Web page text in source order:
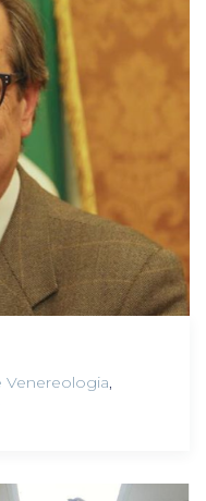
Venereologia